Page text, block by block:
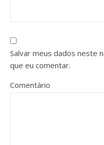
Salvar meus dados neste
que eu comentar.
Comentário